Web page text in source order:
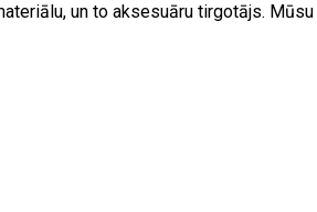
un to aksesuāru tirgotājs.